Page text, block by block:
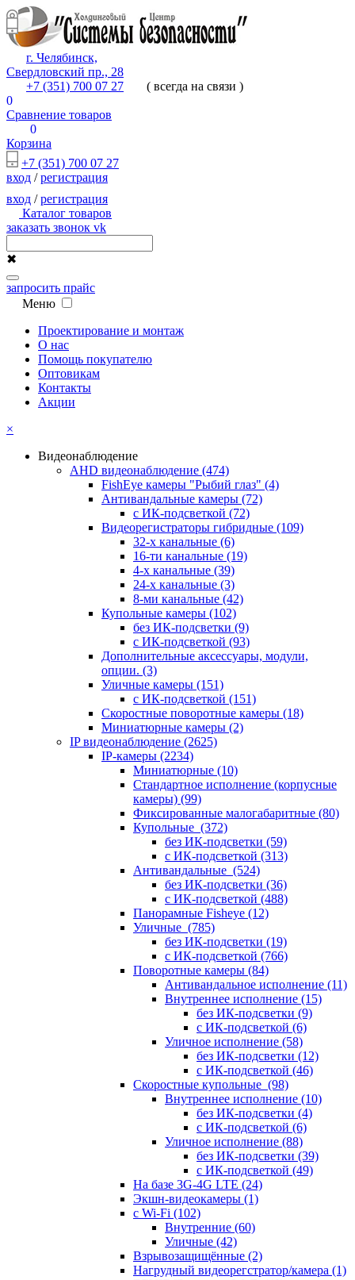
г. Челябинск,
Свердловский пр., 28
+7 (351) 700 07 27
( всегда на связи )
0
Сравнение товаров
0
Корзина
+7 (351) 700 07 27
вход /регистрация
вход /регистрация
Каталог товаров
заказать звонок vk
✖
запросить прайс
Меню
Проектирование и монтаж
О нас
Помощь покупателю
Оптовикам
Контакты
Акции
×
Видеонаблюдение
AHD видеонаблюдение (474)
FishEye камеры "Рыбий глаз" (4)
Антивандальные камеры (72)
с ИК-подсветкой (72)
Видеорегистраторы гибридные (109)
32-х канальные (6)
16-ти канальные (19)
4-х канальные (39)
24-х канальные (3)
8-ми канальные (42)
Купольные камеры (102)
без ИК-подсветки (9)
с ИК-подсветкой (93)
Дополнительные аксессуары, модули,
опции. (3)
Уличные камеры (151)
с ИК-подсветкой (151)
Скоростные поворотные камеры (18)
Миниатюрные камеры (2)
IP видеонаблюдение (2625)
IP-камеры (2234)
Миниатюрные (10)
Стандартное исполнение (корпусные
камеры) (99)
Фиксированные малогабаритные (80)
Купольные (372)
без ИК-подсветки (59)
с ИК-подсветкой (313)
Антивандальные (524)
без ИК-подсветки (36)
с ИК-подсветкой (488)
Панорамные Fisheye (12)
Уличные (785)
без ИК-подсветки (19)
с ИК-подсветкой (766)
Поворотные камеры (84)
Антивандальное исполнение (11)
Внутреннее исполнение (15)
без ИК-подсветки (9)
с ИК-подсветкой (6)
Уличное исполнение (58)
без ИК-подсветки (12)
с ИК-подсветкой (46)
Скоростные купольные (98)
Внутреннее исполнение (10)
без ИК-подсветки (4)
с ИК-подсветкой (6)
Уличное исполнение (88)
без ИК-подсветки (39)
с ИК-подсветкой (49)
На базе 3G-4G LTE (24)
Экшн-видеокамеры (1)
с Wi-Fi (102)
Внутренние (60)
Уличные (42)
Взрывозащищённые (2)
Нагрудный видеорегстратор/камера (1)